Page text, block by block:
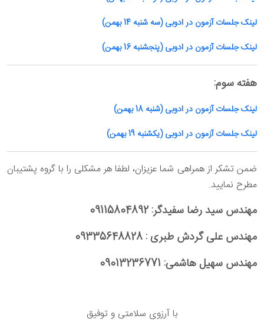
لینک جلسات آزمون در ادوبی (سه شنبه 14 بهمن)
لینک جلسات آزمون در ادوبی (پنجشنبه 16 بهمن)
هفته سوم:
لینک جلسات آزمون در ادوبی (شنبه 18 بهمن)
لینک جلسات آزمون در ادوبی (یکشنبه 19 بهمن)
ضمن تشکر از همراهی شما عزیزان، لطفا هر مشکلی را با گروه پشتیبان
مطرح نمایید.
مهندس سید رضا سفیدگر: 09115804892
مهندس علی گردش طبری : 09335648828
مهندس سهیل هاشمی: 09013236771
با آرزوی سلامتی و توفیق